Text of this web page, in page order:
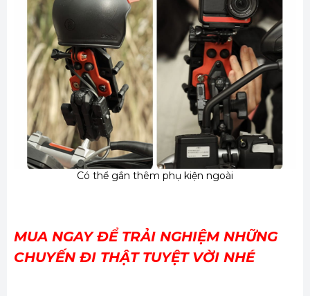
Có thể gắn thêm phụ kiện ngoài
MUA NGAY ĐỂ TRẢI NGHIỆM NHỮNG
CHUYẾN ĐI THẬT TUYỆT VỜI NHÉ